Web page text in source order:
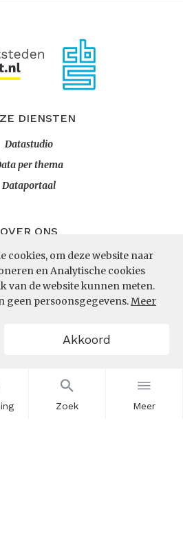
Zoek Meer
cookies, om deze website naar
en Analytische cookies
van de website kunnen meten.
geen persoonsgegevens.Meer
Akkoord
DIENSTEN
Datastudio
per thema
Dataportaal
OVER ONS
InZicht
Contact